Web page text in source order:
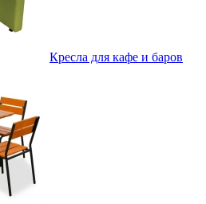
Кресла для кафе и баров